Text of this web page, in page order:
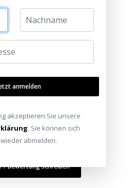
(*) aus
/ Bewertung schreiben
anmelden
akzeptieren Sie unsere
. Sie können sich
abmelden.